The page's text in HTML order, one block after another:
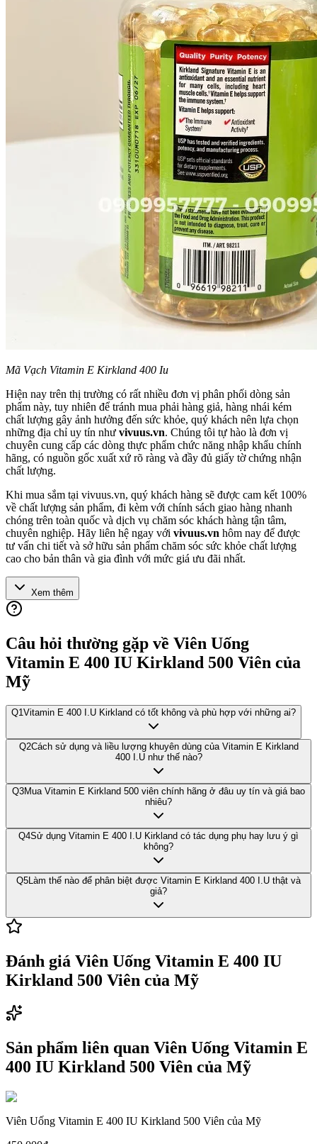
Mã Vạch Vitamin E Kirkland 400 Iu
Hiện nay trên thị trường có rất nhiều đơn vị phân phối dòng sản
phẩm này, tuy nhiên để tránh mua phải hàng giả, hàng nhái kém
chất lượng gây ảnh hưởng đến sức khỏe, quý khách nên lựa chọn
những địa chỉ uy tín như vivuus.vn. Chúng tôi tự hào là đơn vị
chuyên cung cấp các dòng thực phẩm chức năng nhập khẩu chính
hãng, có nguồn gốc xuất xứ rõ ràng và đầy đủ giấy tờ chứng nhận
chất lượng.
Khi mua sắm tại vivuus.vn, quý khách hàng sẽ được cam kết 100%
về chất lượng sản phẩm, đi kèm với chính sách giao hàng nhanh
chóng trên toàn quốc và dịch vụ chăm sóc khách hàng tận tâm,
chuyên nghiệp. Hãy liên hệ ngay với vivuus.vn hôm nay để được
tư vấn chi tiết và sở hữu sản phẩm chăm sóc sức khỏe chất lượng
cao cho bản thân và gia đình với mức giá ưu đãi nhất.
Xem thêm
Câu hỏi thường gặp về Viên Uống
Vitamin E 400 IU Kirkland 500 Viên của
Mỹ
Q1Vitamin E 400 I.U Kirkland có tốt không và phù hợp với những ai?
Q2Cách sử dụng và liều lượng khuyên dùng của Vitamin E Kirkland
400 I.U như thế nào?
Q3Mua Vitamin E Kirkland 500 viên chính hãng ở đâu uy tín và giá bao
nhiêu?
Q4Sử dụng Vitamin E 400 I.U Kirkland có tác dụng phụ hay lưu ý gì
không?
Q5Làm thế nào để phân biệt được Vitamin E Kirkland 400 I.U thật và
giả?
Đánh giá Viên Uống Vitamin E 400 IU
Kirkland 500 Viên của Mỹ
Sản phẩm liên quan Viên Uống Vitamin E
400 IU Kirkland 500 Viên của Mỹ
Viên Uống Vitamin E 400 IU Kirkland 500 Viên của Mỹ